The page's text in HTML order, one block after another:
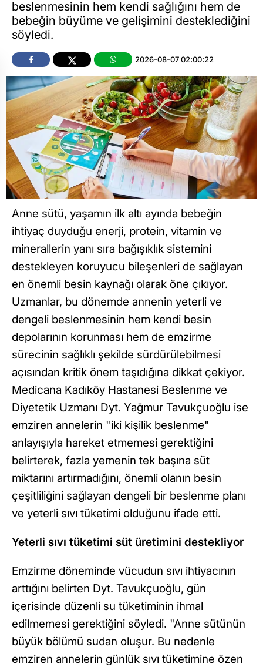
beslenmesinin hem kendi sağlığını hem de
bebeğin büyüme ve gelişimini desteklediğini
söyledi.
2026-08-07 02:00:22
Anne sütü, yaşamın ilk altı ayında bebeğin
ihtiyaç duyduğu enerji, protein, vitamin ve
minerallerin yanı sıra bağışıklık sistemini
destekleyen koruyucu bileşenleri de sağlayan
en önemli besin kaynağı olarak öne çıkıyor.
Uzmanlar, bu dönemde annenin yeterli ve
dengeli beslenmesinin hem kendi besin
depolarının korunması hem de emzirme
sürecinin sağlıklı şekilde sürdürülebilmesi
açısından kritik önem taşıdığına dikkat çekiyor.
Medicana Kadıköy Hastanesi Beslenme ve
Diyetetik Uzmanı Dyt. Yağmur Tavukçuoğlu ise
emziren annelerin "iki kişilik beslenme"
anlayışıyla hareket etmemesi gerektiğini
belirterek, fazla yemenin tek başına süt
miktarını artırmadığını, önemli olanın besin
çeşitliliğini sağlayan dengeli bir beslenme planı
ve yeterli sıvı tüketimi olduğunu ifade etti.
Yeterli sıvı tüketimi süt üretimini destekliyor
Emzirme döneminde vücudun sıvı ihtiyacının
arttığını belirten Dyt. Tavukçuoğlu, gün
içerisinde düzenli su tüketiminin ihmal
edilmemesi gerektiğini söyledi. "Anne sütünün
büyük bölümü sudan oluşur. Bu nedenle
emziren annelerin günlük sıvı tüketimine özen